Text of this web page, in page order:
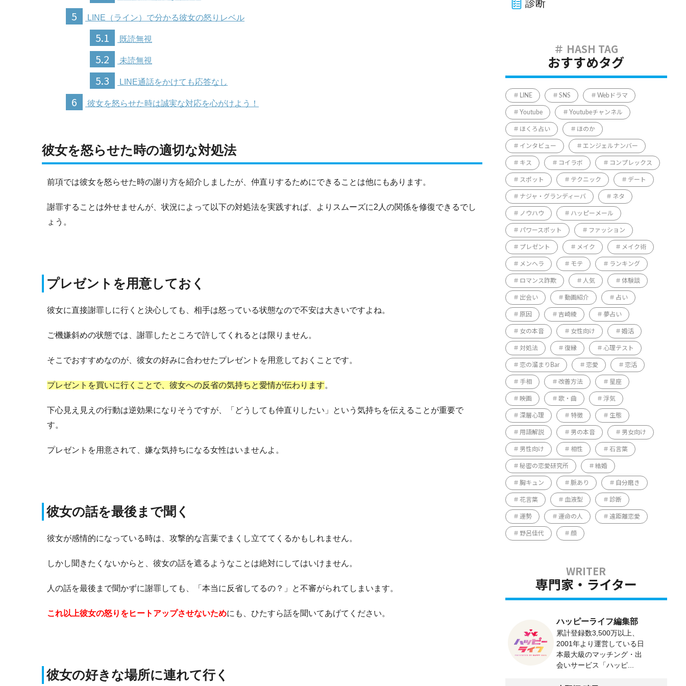
5 LINE（ライン）で分かる彼女の怒りレベル
5.1 既読無視
5.2 未読無視
5.3 LINE通話をかけても応答なし
6 彼女を怒らせた時は誠実な対応を心がけよう！
彼女を怒らせた時の適切な対処法
前項では彼女を怒らせた時の謝り方を紹介しましたが、仲直りするためにできることは他にもあります。
謝罪することは外せませんが、状況によって以下の対処法を実践すれば、よりスムーズに2人の関係を修復できるでし
ょう。
プレゼントを用意しておく
彼女に直接謝罪しに行くと決心しても、相手は怒っている状態なので不安は大きいですよね。
ご機嫌斜めの状態では、謝罪したところで許してくれるとは限りません。
そこでおすすめなのが、彼女の好みに合わせたプレゼントを用意しておくことです。
プレゼントを買いに行くことで、彼女への反省の気持ちと愛情が伝わります。
下心見え見えの行動は逆効果になりそうですが、「どうしても仲直りしたい」という気持ちを伝えることが重要で
す。
プレゼントを用意されて、嫌な気持ちになる女性はいませんよ。
彼女の話を最後まで聞く
彼女が感情的になっている時は、攻撃的な言葉でまくし立ててくるかもしれません。
しかし聞きたくないからと、彼女の話を遮るようなことは絶対にしてはいけません。
人の話を最後まで聞かずに謝罪しても、「本当に反省してるの？」と不審がられてしまいます。
これ以上彼女の怒りをヒートアップさせないためにも、ひたすら話を聞いてあげてください。
彼女の好きな場所に連れて行く
診断
おすすめタグ
LINE SNS Webドラマ
Youtube Youtubeチャンネル
ほくろ占い ほのか
インタビュー エンジェルナンバー
キス コイラボ コンプレックス
スポット テクニック デート
ナジャ・グランディーバ ネタ
ノウハウ ハッピーメール
パワースポット ファッション
プレゼント メイク メイク術
メンヘラ モテ ランキング
ロマンス詐欺 人気 体験談
出会い 動画紹介 占い
原因 吉崎綾 夢占い
女の本音 女性向け 婚活
対処法 復縁 心理テスト
恋の溜まりBar 恋愛 恋活
手相 改善方法 星座
映画 歌・曲 浮気
深層心理 特徴 生態
用語解説 男の本音 男女向け
男性向け 相性 石言葉
秘密の恋愛研究所 結婚
胸キュン 脈あり 自分磨き
花言葉 血液型 診断
運勢 運命の人 遠距離恋愛
野呂佳代 顔
専門家・ライター
ハッピーライフ編集部
累計登録数3,500万以上、
2001年より運営している日
本最大級のマッチング・出
会いサービス「ハッピ...